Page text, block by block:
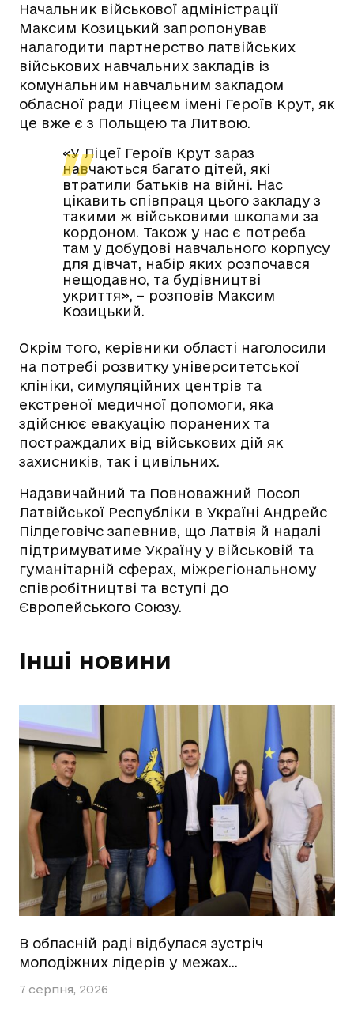
Начальник військової адміністрації
Максим Козицький запропонував
налагодити партнерство латвійських
військових навчальних закладів із
комунальним навчальним закладом
обласної ради Ліцеєм імені Героїв Крут, як
це вже є з Польщею та Литвою.
«У Ліцеї Героїв Крут зараз
навчаються багато дітей, які
втратили батьків на війні. Нас
цікавить співпраця цього закладу з
такими ж військовими школами за
кордоном. Також у нас є потреба
там у добудові навчального корпусу
для дівчат, набір яких розпочався
нещодавно, та будівництві
укриття», – розповів Максим
Козицький.
Окрім того, керівники області наголосили
на потребі розвитку університетської
клініки, симуляційних центрів та
екстреної медичної допомоги, яка
здійснює евакуацію поранених та
постраждалих від військових дій як
захисників, так і цивільних.
Надзвичайний та Повноважний Посол
Латвійської Республіки в Україні Андрейс
Пілдеговічс запевнив, що Латвія й надалі
підтримуватиме Україну у військовій та
гуманітарній сферах, міжрегіональному
співробітництві та вступі до
Європейського Союзу.
Інші новини
В обласній раді відбулася зустріч
молодіжних лідерів у межах…
7 серпня, 2026